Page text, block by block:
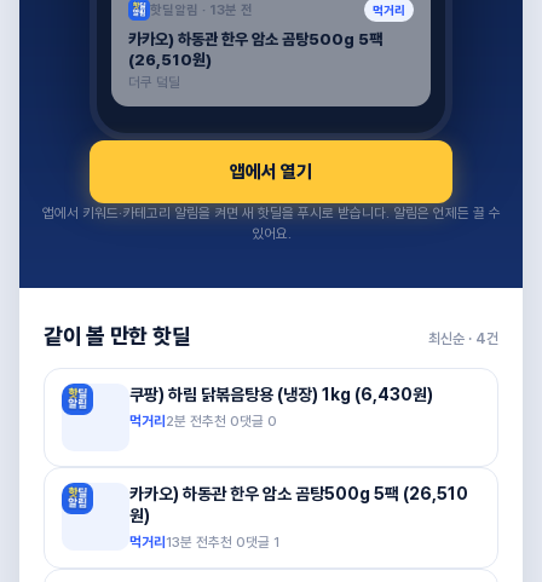
핫딜알림 · 13분 전 먹거리
카카오) 하동관 한우 암소 곰탕500g 5팩
(26,510원)
더쿠 덬딜
앱에서 열기
앱에서 키워드·카테고리 알림을 켜면 새 핫딜을 푸시로 받습니다. 알림은 언제든 끌 수
있어요.
같이 볼 만한 핫딜 최신순 · 4건
쿠팡) 하림 닭볶음탕용 (냉장) 1kg (6,430원)
먹거리 2분 전추천 0댓글 0
카카오) 하동관 한우 암소 곰탕500g 5팩 (26,510
원)
먹거리 13분 전추천 0댓글 1